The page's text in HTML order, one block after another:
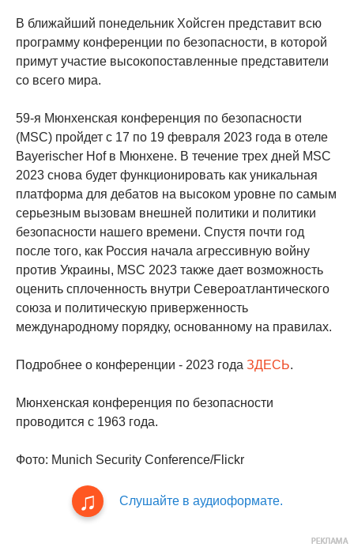
В ближайший понедельник Хойсген представит всю
программу конференции по безопасности, в которой
примут участие высокопоставленные представители
со всего мира.
59-я Мюнхенская конференция по безопасности
(MSC) пройдет с 17 по 19 февраля 2023 года в отеле
Bayerischer Hof в Мюнхене. В течение трех дней MSC
2023 снова будет функционировать как уникальная
платформа для дебатов на высоком уровне по самым
серьезным вызовам внешней политики и политики
безопасности нашего времени. Спустя почти год
после того, как Россия начала агрессивную войну
против Украины, MSC 2023 также дает возможность
оценить сплоченность внутри Североатлантического
союза и политическую приверженность
международному порядку, основанному на правилах.
Подробнее о конференции - 2023 года ЗДЕСЬ.
Мюнхенская конференция по безопасности
проводится с 1963 года.
Фото: Munich Security Conference/Flickr
Слушайте в аудиоформате.